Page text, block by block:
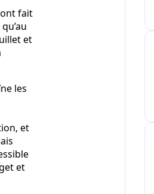
fait
et
les
et
et